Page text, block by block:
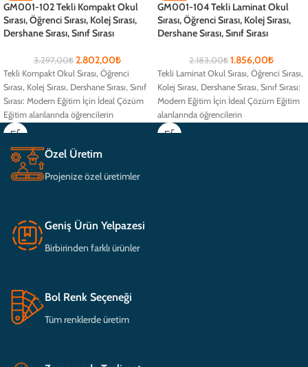
GM001-102 Tekli Kompakt Okul
Sırası, Öğrenci Sırası, Kolej Sırası,
Dershane Sırası, Sınıf Sırası
3.297,00₺ 2.802,00₺
Tekli Kompakt Okul Sırası, Öğrenci
Sırası, Kolej Sırası, Dershane Sırası, Sınıf
Sırası: Modern Eğitim İçin İdeal Çözüm
Eğitim alanlarında öğrencilerin
GM001-104 Tekli Laminat Okul
Sırası, Öğrenci Sırası, Kolej Sırası,
Dershane Sırası, Sınıf Sırası
2.183,00₺ 1.856,00₺
Tekli Laminat Okul Sırası, Öğrenci Sırası,
Kolej Sırası, Dershane Sırası, Sınıf Sırası:
Modern Eğitim İçin İdeal Çözüm Eğitim
alanlarında öğrencilerin
Özel Üretim
Projenize özel üretimler
Geniş Ürün Yelpazesi
Birbirinden farklı ürünler
Bol Renk Seçeneği
Tüm renklerde üretim